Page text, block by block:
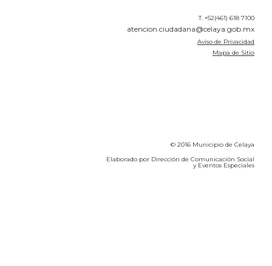
T. +52(461) 618 7100
atencion.ciudadana@celaya.gob.mx
Aviso de Privacidad
Mapa de Sitio
© 2016 Municipio de Celaya
Elaborado por Dirección de Comunicación Social
y Eventos Especiales